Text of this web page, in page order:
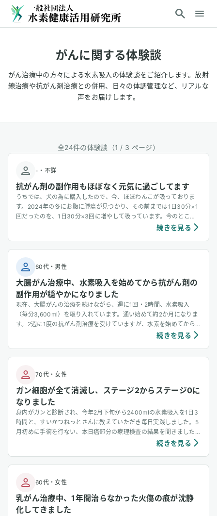
がんに関する体験談
がん治療中の方々による水素吸入の体験談をご紹介します。放射
線治療や抗がん剤治療との併用、日々の体調管理など、リアルな
声をお届けします。
全24件の体験談（1 / 3 ページ）
- ・ 不詳
抗がん剤の副作用もほぼなく元気に過ごしてます
うちでは、犬の為に購入したので、今、ほぼわんこが吸っておりま
す。2024年の冬にお腹に腫瘍が見つかり、その前までは1日30分×1
回だったのを、1日30分×3回に増やして吸っています。今のとこ
ろ、抗がん剤の副作用もほぼなく元気に過ごしてます。もっともっと
続きを見る
60代・男性
大腸がん治療中、水素吸入を始めてから抗がん剤の
副作用が穏やかになりました
現在、大腸がんの治療を続けながら、週に1回・2時間、水素吸入
（毎分3,600ml）を取り入れています。通い始めて約2か月になりま
す。2週に1度の抗がん剤治療を受けていますが、水素を始めてから
副作用が驚くほど穏やかになりました。以前は投薬後の倦怠感や吐き
12月25日の検査では、これまで血液検査で表示されていた L（低
ら多様です。また、以前は転移の可能性についても話がありまして余
命が6か月～1年で個人差があると言われていたにも関わらず、今回
のCT検査では新たに気になる所見は見られず、石化したような痕跡
が確認されたのみとのことでした。
続きを見る
70代・女性
ガン細胞が全て消滅し、ステージ2からステージ0に
なりました
身内がガンと診断され、今年2月下旬から2400mlの水素吸入を1日3
時間と、すいかつねっとさんに教えていただき毎日実践しました。5
月初めに手術を行ない、本日癌部分の療理検査の結果を聞きました。
なんと、がん細胞が全て消滅していたとのことです。手術後は転移が
続きを見る
60代・女性
乳がん治療中、1年間治らなかった火傷の痕が沈静
化してきました